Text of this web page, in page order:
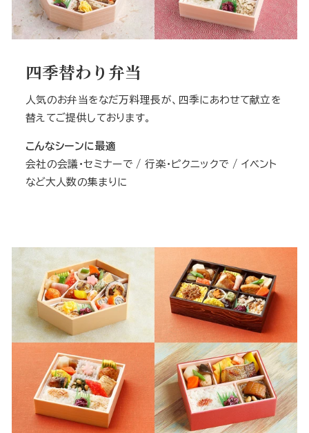
四季替わり弁当
人気のお弁当をなだ万料理長が、四季にあわせて献立を
替えてご提供しております。
こんなシーンに最適
会社の会議・セミナーで / 行楽・ピクニックで / イベント
など大人数の集まりに